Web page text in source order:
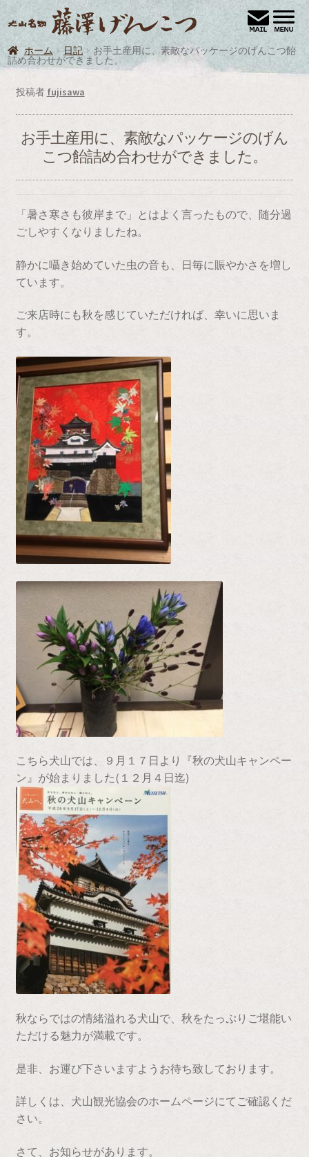
ビ
ゲ
ー
ョ
ン
ッ
ン
テ
ン
へ
ス
犬
ホーム
カート
ブログ
マイアカウント
取扱い店一覧
支払い
特定商取引に関する表記
藤澤げんこつのこだわり
ホーム 日記 お手土産用に、素敵なパッケージのげんこつ飴
詰め合わせができました。
投稿者 fujisawa
お手土産用に、素敵なパッケージのげん
こつ飴詰め合わせができました。
「暑さ寒さも彼岸まで」とはよく言ったもので、随分過
ごしやすくなりましたね。
静かに囁き始めていた虫の音も、日毎に賑やかさを増し
ています。
ご来店時にも秋を感じていただければ、幸いに思いま
す。
こちら犬山では、９月１７日より『秋の犬山キャンペー
ン』が始まりました(１２月４日迄)
秋ならではの情緒溢れる犬山で、秋をたっぷりご堪能い
ただける魅力が満載です。
是非、お運び下さいますようお待ち致しております。
詳しくは、犬山観光協会のホームページにてご確認くだ
さい。
さて、お知らせがあります。